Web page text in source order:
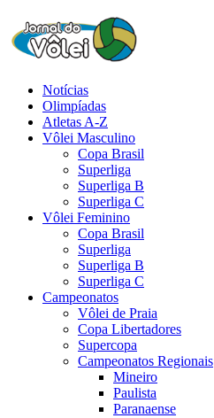
Notícias
Olimpíadas
Atletas A-Z
Vôlei Masculino
Copa Brasil
Superliga
Superliga B
Superliga C
Vôlei Feminino
Copa Brasil
Superliga
Superliga B
Superliga C
Campeonatos
Vôlei de Praia
Copa Libertadores
Supercopa
Campeonatos Regionais
Mineiro
Paulista
Paranaense